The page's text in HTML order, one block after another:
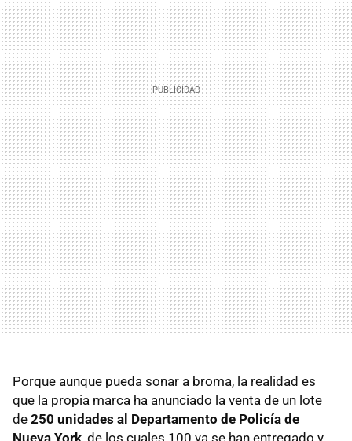
Porque aunque pueda sonar a broma, la realidad es
que la propia marca ha anunciado la venta de un lote
de 250 unidades al Departamento de Policía de
Nueva York, de los cuales 100 ya se han entregado y